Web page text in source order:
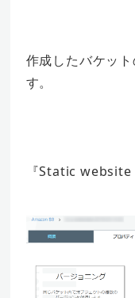
作成したバケッ
す。
『Static website